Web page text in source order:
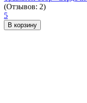
(Отзывов: 2)
5
В корзину